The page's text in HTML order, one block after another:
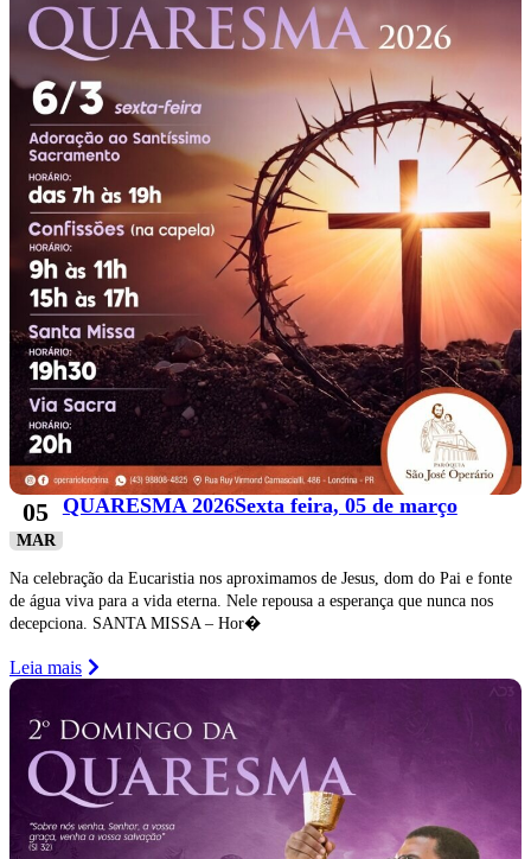
05
MAR
QUARESMA 2026Sexta feira, 05 de março
Na celebração da Eucaristia nos aproximamos de Jesus, dom do Pai e fonte
de água viva para a vida eterna. Nele repousa a esperança que nunca nos
decepciona. SANTA MISSA – Hor�
Leia mais